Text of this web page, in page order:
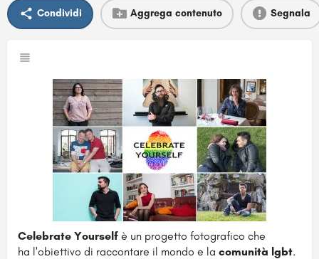
Condividi Aggrega contenuto Segnala
Celebrate Yourself è un progetto fotografico che
ha l'obiettivo di raccontare il mondo e la comunità lgbt.